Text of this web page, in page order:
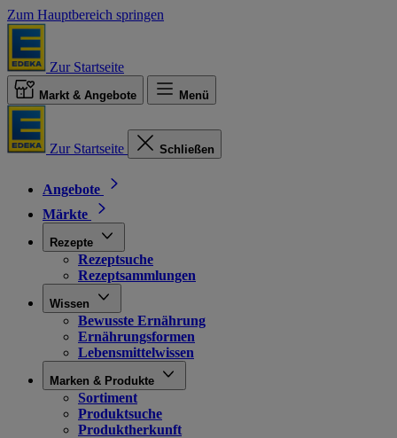
Zum Hauptbereich springen
Zur Startseite
Markt & Angebote Menü
Zur Startseite Schließen
Angebote
Märkte
Rezepte
Rezeptsuche
Rezeptsammlungen
Wissen
Bewusste Ernährung
Ernährungsformen
Lebensmittelwissen
Marken & Produkte
Sortiment
Produktsuche
Produktherkunft